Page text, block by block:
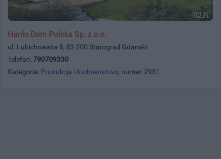
Hanlo Dom Polska Sp. z o.o.
ul. Lubichowska 8, 83-200 Starograd Gdanski
Telefon: 790709330
Kategoria: Produkcja i budownictwo, numer: 2931